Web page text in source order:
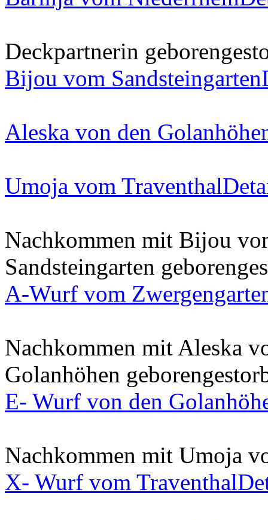
Deckpartnerin geboren
Bijou vom Sandsteingarten
Aleska von den
Umoja vom Traventhal
Nachkommen mit Bijou
Sandsteingarten geboren
A-Wurf vom
Nachkommen mit Aleska
Golanhöhen geboren
E- Wurf von den
Nachkommen mit Umoja
X- Wurf vom Traventhal